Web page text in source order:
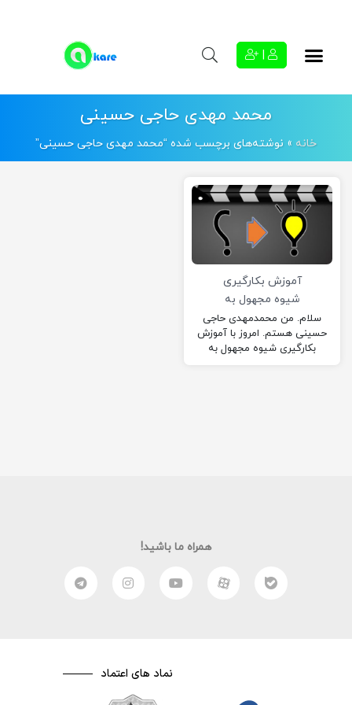
محمد مهدی حاجی حسینی
خانه » نوشته‌های برچسب شده “محمد مهدی حاجی حسینی”
آموزش بکارگیری
شیوه مجهول به
معلوم در ساخت یک
فیلم
سلام. من محمدمهدی حاجی
حسینی هستم. امروز با آموزش
بکارگیری شیوه مجهول به
همراه ما باشید!
نماد های اعتماد